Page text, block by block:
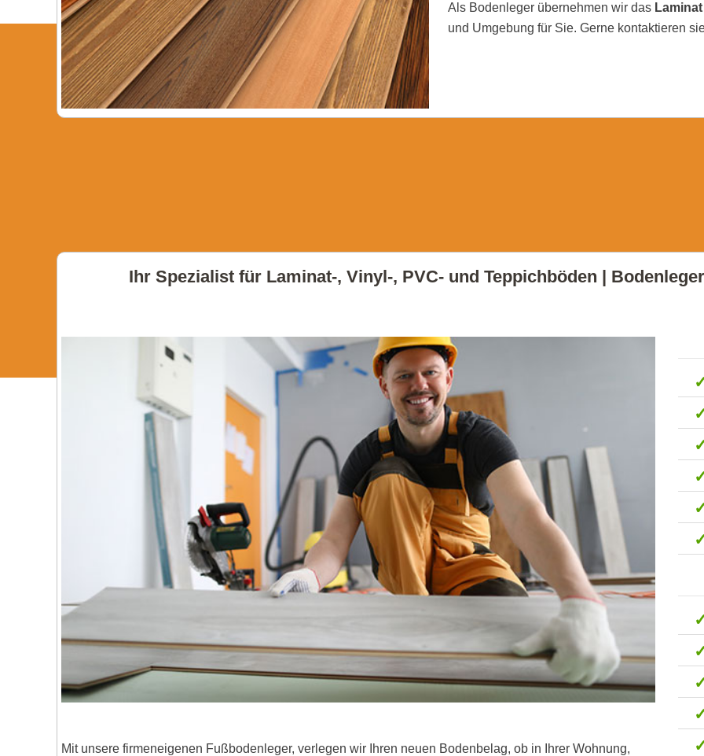
Als Bodenleger übernehmen wir das
und Umgebung für Sie. Gerne kontaktieren
Ihr Spezialist für Laminat-, Vinyl-, PVC- und Teppichböden |
Mit unsere firmeneigenen Fußbodenleger, verlegen wir Ihren neuen Bodenbelag, ob in Ihrer Wohnung,